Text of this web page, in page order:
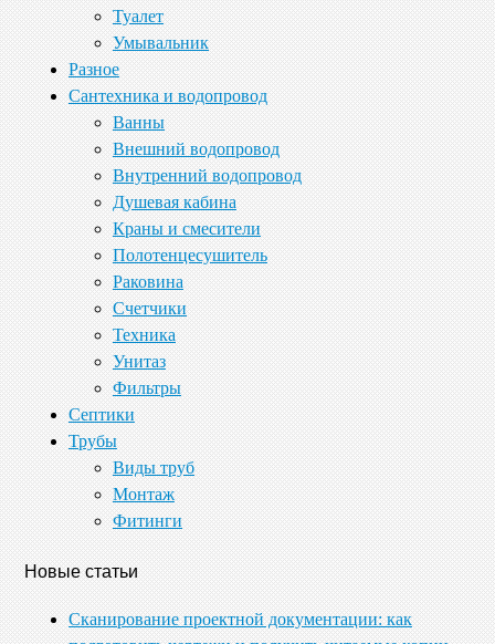
Туалет
Умывальник
Разное
Сантехника и водопровод
Ванны
Внешний водопровод
Внутренний водопровод
Душевая кабина
Краны и смесители
Полотенцесушитель
Раковина
Счетчики
Техника
Унитаз
Фильтры
Септики
Трубы
Виды труб
Монтаж
Фитинги
Новые статьи
Сканирование проектной документации: как